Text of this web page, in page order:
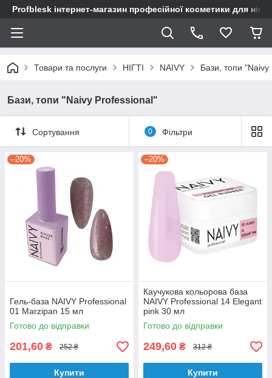
Profblesk інтернет-магазин професійної косметики для
Товари та послуги НІГТІ NAIVY Бази, топи
Бази, топи "Naivy Professional"
Сортування 0 Фільтри
–20%
Гель-база NAIVY Professional
01 Marzipan 15 мл
Готово до відправки
201,60 ₴ 252 ₴
Купити
–20%
Каучукова кольорова база
NAIVY Professional 14 Elegant
pink 30 мл
Готово до відправки
249,60 ₴ 312 ₴
Купити